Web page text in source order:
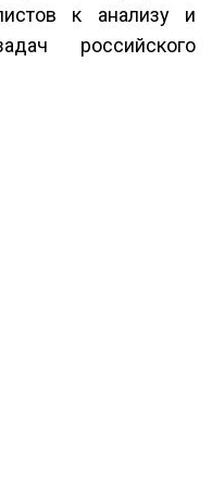
к анализу и
российского